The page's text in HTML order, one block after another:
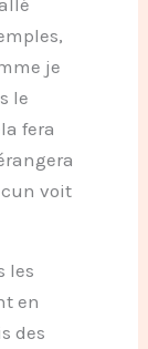
je
le
fera
voit
les
en
des